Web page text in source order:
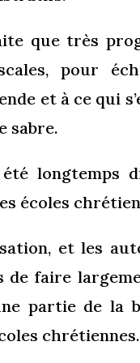
que très
pour
et à ce qui
sabre.
longtemps
écoles
et les
faire
partie de la
chrétiennes.